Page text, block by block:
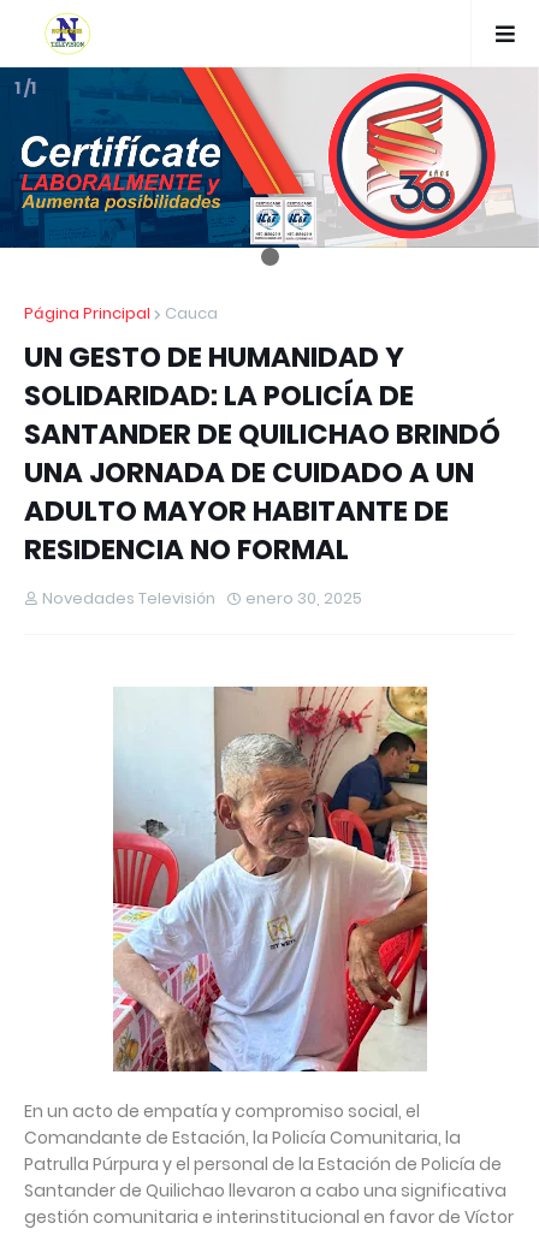
1 /1
Página Principal Cauca
UN GESTO DE HUMANIDAD Y
SOLIDARIDAD: LA POLICÍA DE
SANTANDER DE QUILICHAO BRINDÓ
UNA JORNADA DE CUIDADO A UN
ADULTO MAYOR HABITANTE DE
RESIDENCIA NO FORMAL
Novedades Televisión enero 30, 2025
En un acto de empatía y compromiso social, el
Comandante de Estación, la Policía Comunitaria, la
Patrulla Púrpura y el personal de la Estación de Policía de
Santander de Quilichao llevaron a cabo una significativa
gestión comunitaria e interinstitucional en favor de Víctor